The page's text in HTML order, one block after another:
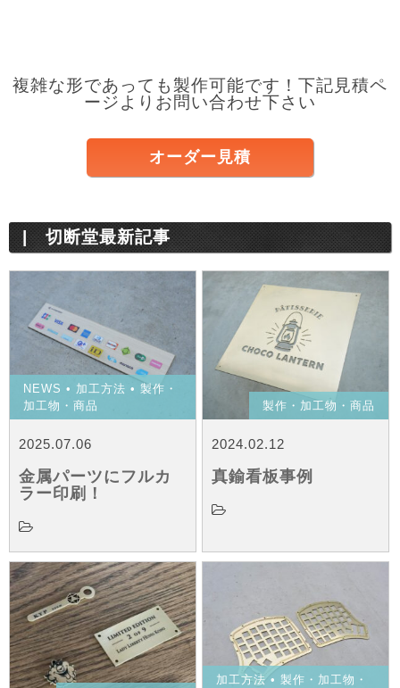
複雑な形であっても製作可能です！下記見積ペ
ージよりお問い合わせ下さい
オーダー見積
切断堂最新記事
NEWS • 加工方法 • 製作・
加工物・商品
2025.07.06
金属パーツにフルカ
ラー印刷！
製作・加工物・商品
2024.02.12
真鍮看板事例
加工方法 • 製作・加工物・